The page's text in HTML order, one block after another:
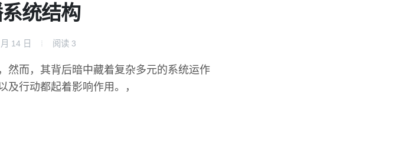
统结构
14 日 阅读 3
然而，其背后暗中藏着复杂多元的系统运作
行动都起着影响作用。，